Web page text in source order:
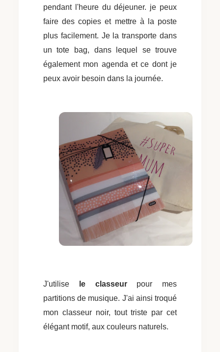
pendant l'heure du déjeuner. je peux
faire des copies et mettre à la poste
plus facilement. Je la transporte dans
un tote bag, dans lequel se trouve
également mon agenda et ce dont je
peux avoir besoin dans la journée.
J'utilise le classeurpour mes
partitions de musique. J'ai ainsi troqué
mon classeur noir, tout triste par cet
élégant motif, aux couleurs naturels.